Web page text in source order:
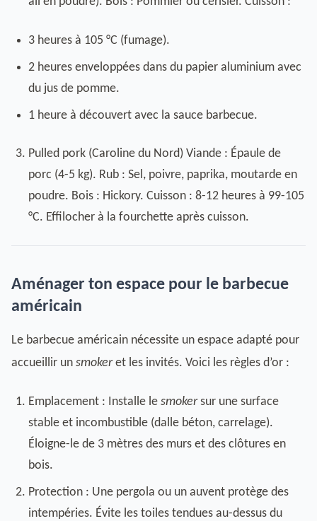
3 heures à 105 °C (fumage).
2 heures enveloppées dans du papier aluminium avec
du jus de pomme.
1 heure à découvert avec la sauce barbecue.
Pulled pork (Caroline du Nord) Viande : Épaule de
porc (4-5 kg). Rub : Sel, poivre, paprika, moutarde en
poudre. Bois : Hickory. Cuisson : 8-12 heures à 99-105
°C. Effilocher à la fourchette après cuisson.
Aménager ton espace pour le barbecue
américain
Le barbecue américain nécessite un espace adapté pour
accueillir un smokeret les invités. Voici les règles d’or :
Emplacement : Installe le smokersur une surface
stable et incombustible (dalle béton, carrelage).
Éloigne-le de 3 mètres des murs et des clôtures en
bois.
Protection : Une pergola ou un auvent protège des
intempéries. Évite les toiles tendues au-dessus du